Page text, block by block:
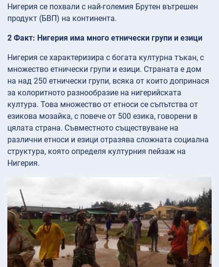
Нигерия се похвали с най-големия Брутен вътрешен
продукт (БВП) на континента.
2 Факт: Нигерия има много етнически групи и езици
Нигерия се характеризира с богата културна тъкан, с
множество етнически групи и езици. Страната е дом
на над 250 етнически групи, всяка от които допринася
за колоритното разнообразие на нигерийската
култура. Това множество от етноси се съпътства от
езикова мозайка, с повече от 500 езика, говорени в
цялата страна. Съвместното съществуване на
различни етноси и езици отразява сложната социална
структура, която определя културния пейзаж на
Нигерия.